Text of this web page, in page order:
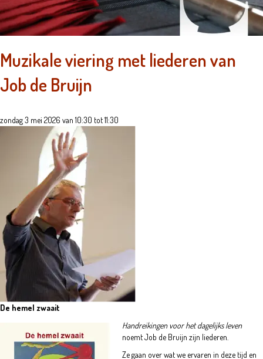
Muzikale viering met liederen van
Job de Bruijn
zondag 3 mei 2026 van 10:30 tot 11:30
De hemel zwaait
Handreikingen voor het dagelijks leven
noemt Job de Bruijn zijn liederen.
Ze gaan over wat we ervaren in deze tijd en